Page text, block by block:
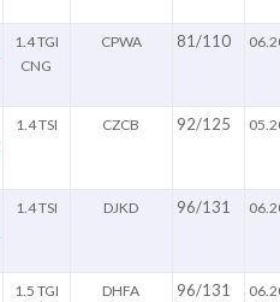
1.4 TGI
CNG
CPWA 81/110
1.4 TSI CZCB 92/125
1.4 TSI DJKD 96/131
1.5 TGI
DHFA 96/131